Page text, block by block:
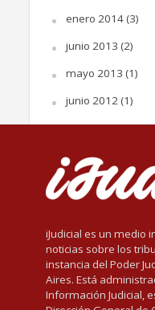
enero 2014(3)
junio 2013 (2)
mayo 2013 (1)
junio 2012(1)
iJudicial es un medio
noticias sobre los
instancia del Poder
Aires. Está
Información Judicial,